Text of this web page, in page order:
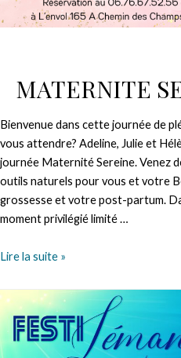
MATERNITE
Bienvenue dans cette journée de
vous attendre? Adeline, Julie et
journée Maternité Sereine. Venez
outils naturels pour vous et votre
grossesse et votre post-partum.
moment privilégié limité …
MATERNITE
Lire la suite »